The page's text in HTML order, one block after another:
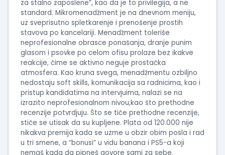
za stalno zaposlene”, kao da je to privilegija, a ne
standard. Mikromenadžment je na dnevnom meniju,
uz sveprisutno spletkarenje i prenošenje prostih
stavova po kancelariji. Menadžment toleriše
neprofesionalne obrasce ponašanja, dranje punim
glasom i psovke po celom ofisu prolaze bez ikakve
reakcije, čime se aktivno neguje prostačka
atmosfera. Kao kruna svega, menadžmentu ozbiljno
nedostaju soft skills, komunikacija sa radnicima, kao i
pristup kandidatima na intervjuima, nalazi se na
izrazito neprofesionalnom nivou,kao što prethodne
recenzije potvrdjuju. Što se tiče prethodne recenzije,
stiče se utisak da su kupljene. Plata od 120.000 nije
nikakva premija kada se uzme u obzir obim posla i rad
u tri smene, a “bonusi” u vidu banana i PS5-a koji
nemaš kada da pipneš govore sami za sebe.​​​​​​​​​​​​​​​​